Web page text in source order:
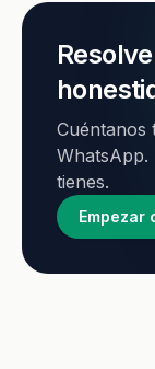
Cuéntanos
WhatsApp.
tienes.
Empezar